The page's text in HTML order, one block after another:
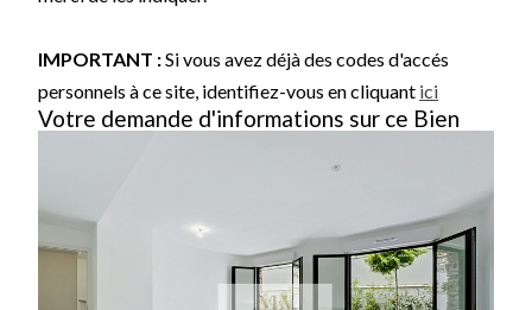
IMPORTANT :Si vous avez déjà des codes d'accés
personnels à ce site, identifiez-vous en cliquant ici
Votre demande d'informations sur ce Bien